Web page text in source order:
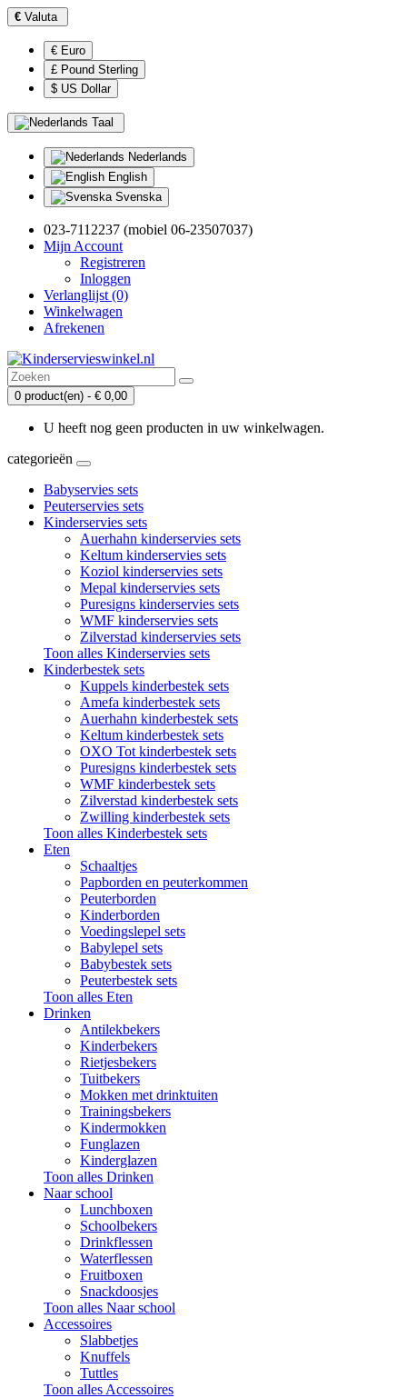
€ Valuta
€ Euro
£ Pound Sterling
$ US Dollar
Taal
Nederlands
English
Svenska
023-7112237 (mobiel 06-23507037)
Mijn Account
Registreren
Inloggen
Verlanglijst (0)
Winkelwagen
Afrekenen
0 product(en) - € 0,00
U heeft nog geen producten in uw winkelwagen.
categorieën
Babyservies sets
Peuterservies sets
Kinderservies sets
Auerhahn kinderservies sets
Keltum kinderservies sets
Koziol kinderservies sets
Mepal kinderservies sets
Puresigns kinderservies sets
WMF kinderservies sets
Zilverstad kinderservies sets
Toon alles Kinderservies sets
Kinderbestek sets
Kuppels kinderbestek sets
Amefa kinderbestek sets
Auerhahn kinderbestek sets
Keltum kinderbestek sets
OXO Tot kinderbestek sets
Puresigns kinderbestek sets
WMF kinderbestek sets
Zilverstad kinderbestek sets
Zwilling kinderbestek sets
Toon alles Kinderbestek sets
Eten
Schaaltjes
Papborden en peuterkommen
Peuterborden
Kinderborden
Voedingslepel sets
Babylepel sets
Babybestek sets
Peuterbestek sets
Toon alles Eten
Drinken
Antilekbekers
Kinderbekers
Rietjesbekers
Tuitbekers
Mokken met drinktuiten
Trainingsbekers
Kindermokken
Funglazen
Kinderglazen
Toon alles Drinken
Naar school
Lunchboxen
Schoolbekers
Drinkflessen
Waterflessen
Fruitboxen
Snackdoosjes
Toon alles Naar school
Accessoires
Slabbetjes
Knuffels
Tuttles
Toon alles Accessoires